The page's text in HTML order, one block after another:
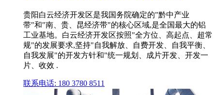
贵阳白云经济开发区是我国务院确定的"黔中产业
带"和"南、贵、昆经济带"的核心区域,是全国最大的铝
工业基地。白云经济开发区按照"全方位、高起点、超常
规"的发展要求,坚持"自我解放、自费开发、自我平衡、
自我发展"的开发方针和"统一规划、成片开发、开发一
片、收效 .
联系电话: 180 3780 8511